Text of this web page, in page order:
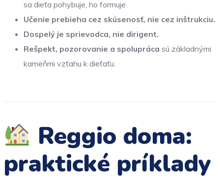
sa dieťa pohybuje, ho formuje.
Učenie prebieha cez skúsenosť, nie cez inštrukciu.
Dospelý je sprievodca, nie dirigent.
Rešpekt, pozorovanie a spolupráca sú základnými
kameňmi vzťahu k dieťaťu.
Reggio doma:
praktické príklady